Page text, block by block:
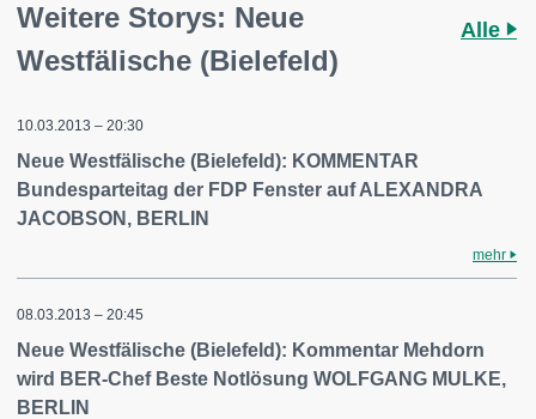
Weitere Storys: Neue
Westfälische (Bielefeld)
Alle
10.03.2013 – 20:30
Neue Westfälische (Bielefeld): KOMMENTAR
Bundesparteitag der FDP Fenster auf ALEXANDRA
JACOBSON, BERLIN
mehr
08.03.2013 – 20:45
Neue Westfälische (Bielefeld): Kommentar Mehdorn
wird BER-Chef Beste Notlösung WOLFGANG MULKE,
BERLIN